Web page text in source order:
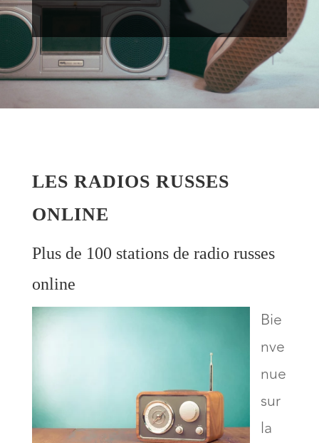
LES RADIOS RUSSES
ONLINE
Plus de 100 stations de radio russes
online
Bie
nve
nue
sur
la